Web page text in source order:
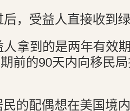
后，受益人直接收到
人拿到的是两年有效
前的90天内向移民
的配偶想在美国境